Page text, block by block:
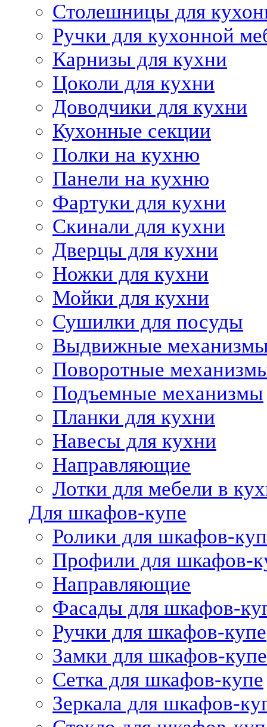
Столешницы для
Ручки для кухонной
Карнизы для кухни
Цоколи для кухни
Доводчики для кухни
Кухонные секции
Полки на кухню
Панели на кухню
Фартуки для кухни
Скинали для кухни
Дверцы для кухни
Ножки для кухни
Мойки для кухни
Сушилки для посуды
Выдвижные
Поворотные
Подъемные механизмы
Планки для кухни
Навесы для кухни
Направляющие
Лотки для мебели в
Для шкафов-купе
Ролики для шкафов-
Профили для шкафов-
Направляющие
Фасады для шкафов-
Ручки для шкафов-купе
Замки для шкафов-купе
Сетка для шкафов-купе
Зеркала для шкафов-